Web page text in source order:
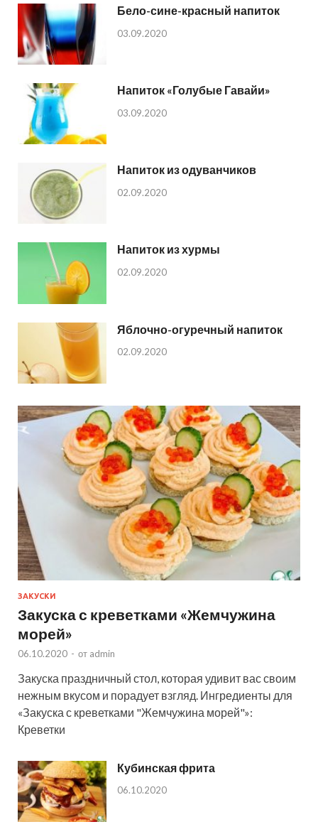
Бело-сине-красный напиток
03.09.2020
Напиток «Голубые Гавайи»
03.09.2020
Напиток из одуванчиков
02.09.2020
Напиток из хурмы
02.09.2020
Яблочно-огуречный напиток
02.09.2020
ЗАКУСКИ
Закуска с креветками «Жемчужина
морей»
06.10.2020 - от admin
Закуска праздничный стол, которая удивит вас своим
нежным вкусом и порадует взгляд. Ингредиенты для
«Закуска с креветками "Жемчужина морей"»:
Креветки
Кубинская фрита
06.10.2020